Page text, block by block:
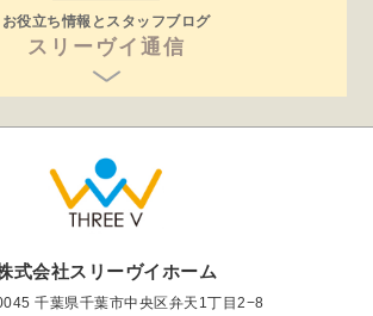
お役立ち情報とスタッフブログ
スリーヴイ通信
式会社スリーヴイホーム
千葉県千葉市中央区弁天1丁目2−8